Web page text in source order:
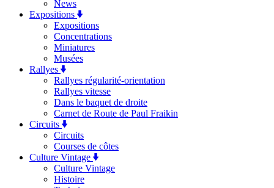
News
Expositions
Expositions
Concentrations
Miniatures
Musées
Rallyes
Rallyes régularité-orientation
Rallyes vitesse
Dans le baquet de droite
Carnet de Route de Paul Fraikin
Circuits
Circuits
Courses de côtes
Culture Vintage
Culture Vintage
Histoire